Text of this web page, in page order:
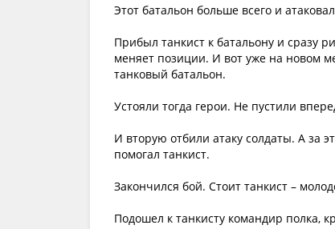
Этот батальон больше всего и
Прибыл танкист к батальону и сразу
меняет позиции. И вот уже на новом
танковый батальон.
Устояли тогда герои. Не пустили
И вторую отбили атаку солдаты. А за
помогал танкист.
Закончился бой. Стоит танкист –
Подошел к танкисту командир полка,